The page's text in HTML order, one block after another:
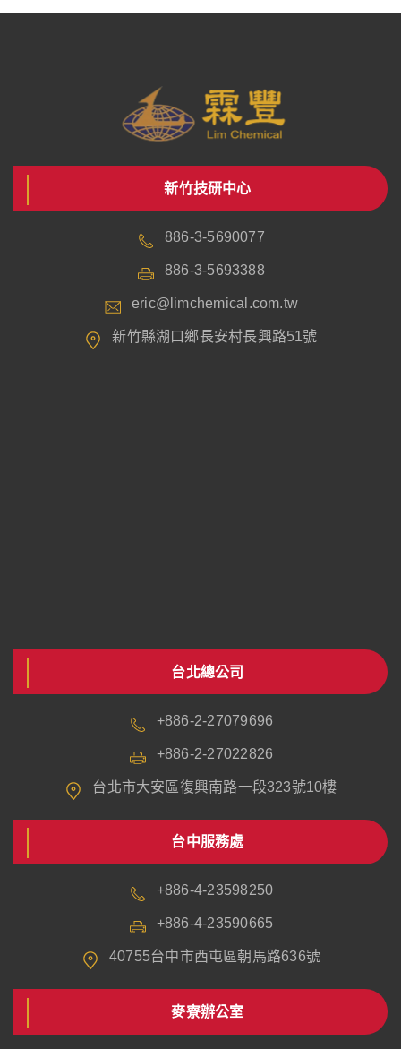
新竹技研中心
886-3-5690077
886-3-5693388
eric@limchemical.com.tw
新竹縣湖口鄉長安村長興路51號
台北總公司
+886-2-27079696
+886-2-27022826
台北市大安區復興南路一段323號10樓
台中服務處
+886-4-23598250
+886-4-23590665
40755台中市西屯區朝馬路636號
麥寮辦公室